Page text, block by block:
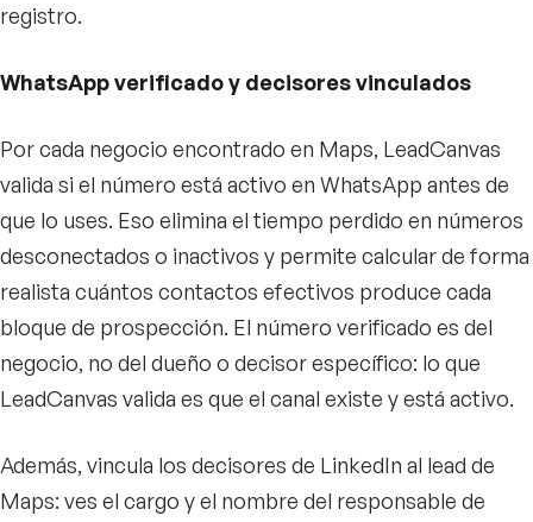
registro.
WhatsApp verificado y decisores vinculados
Por cada negocio encontrado en Maps, LeadCanvas
valida si el número está activo en WhatsApp antes de
que lo uses. Eso elimina el tiempo perdido en números
desconectados o inactivos y permite calcular de forma
realista cuántos contactos efectivos produce cada
bloque de prospección. El número verificado es del
negocio, no del dueño o decisor específico: lo que
LeadCanvas valida es que el canal existe y está activo.
Además, vincula los decisores de LinkedIn al lead de
Maps: ves el cargo y el nombre del responsable de